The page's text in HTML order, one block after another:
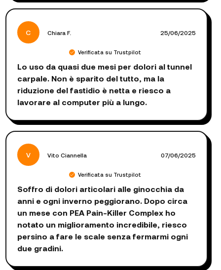
C Chiara F. 25/06/2025
Verificata su Trustpilot
Lo uso da quasi due mesi per dolori al tunnel
carpale. Non è sparito del tutto, ma la
riduzione del fastidio è netta e riesco a
lavorare al computer più a lungo.
V Vito Ciannella 07/06/2025
Verificata su Trustpilot
Soffro di dolori articolari alle ginocchia da
anni e ogni inverno peggiorano. Dopo circa
un mese con PEA Pain-Killer Complex ho
notato un miglioramento incredibile, riesco
persino a fare le scale senza fermarmi ogni
due gradini.